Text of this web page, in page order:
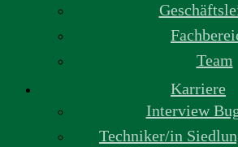
Team
Karriere
Interview
Techniker/in